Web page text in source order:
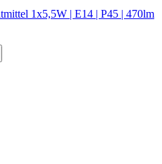
1x5,5W | E14 | P45 | 470lm